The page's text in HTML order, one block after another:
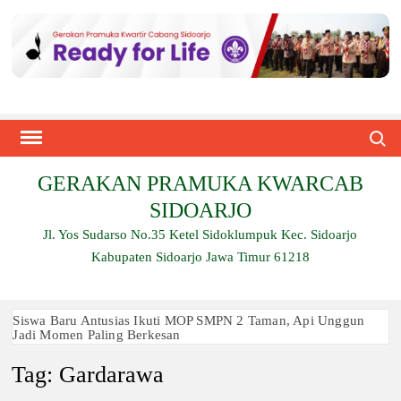
content
GERAKAN PRAMUKA KWARCAB
SIDOARJO
Jl. Yos Sudarso No.35 Ketel Sidoklumpuk Kec. Sidoarjo
Kabupaten Sidoarjo Jawa Timur 61218
Siswa Baru Antusias Ikuti MOP SMPN 2 Taman, Api Unggun
Jadi Momen Paling Berkesan
Berjalan 2 Kilometer hingga Taklukkan Beragam Ujian, Inilah
Tag: Gardarawa